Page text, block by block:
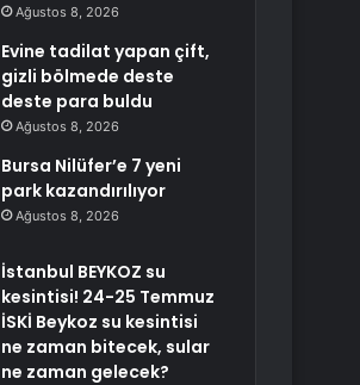
Ağustos 8, 2026
Evine tadilat yapan çift,
gizli bölmede deste
deste para buldu
Ağustos 8, 2026
Bursa Nilüfer’e 7 yeni
park kazandırılıyor
Ağustos 8, 2026
İstanbul BEYKOZ su
kesintisi! 24-25 Temmuz
İSKİ Beykoz su kesintisi
ne zaman bitecek, sular
ne zaman gelecek?